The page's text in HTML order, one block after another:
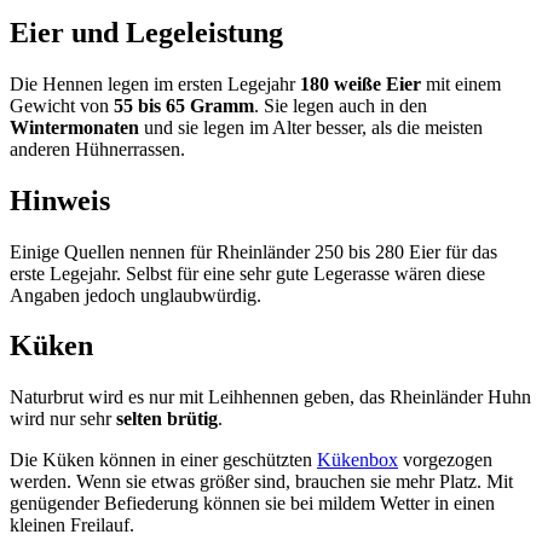
Eier und Legeleistung
Die Hennen legen im ersten Legejahr 180 weiße Eier mit einem
Gewicht von 55 bis 65 Gramm. Sie legen auch in den
Wintermonaten und sie legen im Alter besser, als die meisten
anderen Hühnerrassen.
Hinweis
Einige Quellen nennen für Rheinländer 250 bis 280 Eier für das
erste Legejahr. Selbst für eine sehr gute Legerasse wären diese
Angaben jedoch unglaubwürdig.
Küken
Naturbrut wird es nur mit Leihhennen geben, das Rheinländer Huhn
wird nur sehrselten brütig.
Die Küken können in einer geschützten Kükenbox vorgezogen
werden. Wenn sie etwas größer sind, brauchen sie mehr Platz. Mit
genügender Befiederung können sie bei mildem Wetter in einen
kleinen Freilauf.